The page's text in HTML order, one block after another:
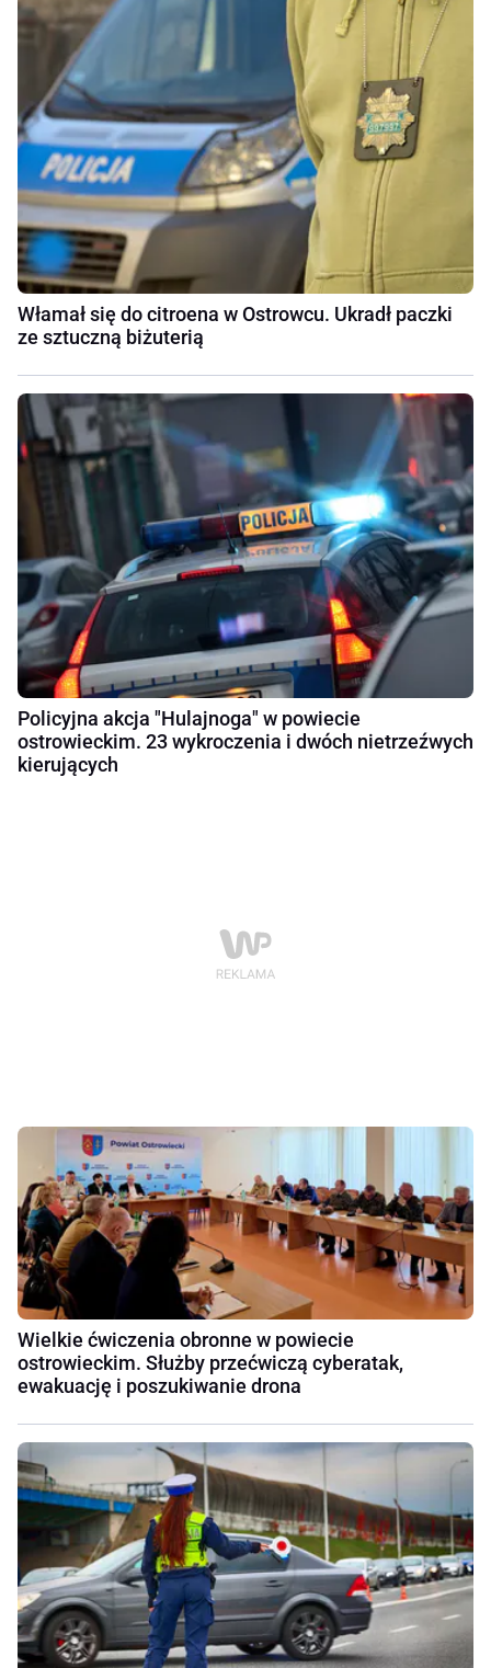
Włamał się do citroena w Ostrowcu. Ukradł paczki
ze sztuczną biżuterią
Policyjna akcja "Hulajnoga" w powiecie
ostrowieckim. 23 wykroczenia i dwóch nietrzeźwych
kierujących
Wielkie ćwiczenia obronne w powiecie
ostrowieckim. Służby przećwiczą cyberatak,
ewakuację i poszukiwanie drona